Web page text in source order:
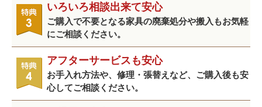
いろいろ相談出来て安心
ご購入で不要となる家具の廃棄処分や搬入もお気軽
にご相談ください。
アフターサービスも安心
お手入れ方法や、修理・張替えなど、ご購入後も安
心してご相談ください。